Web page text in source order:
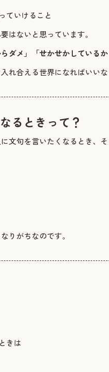
ていけること
はないと思っています。
らダメ」「せかせかしているか
れ合える世界になればいいな
るときって？
文句を言いたくなるとき、
りがちなのです。
きは